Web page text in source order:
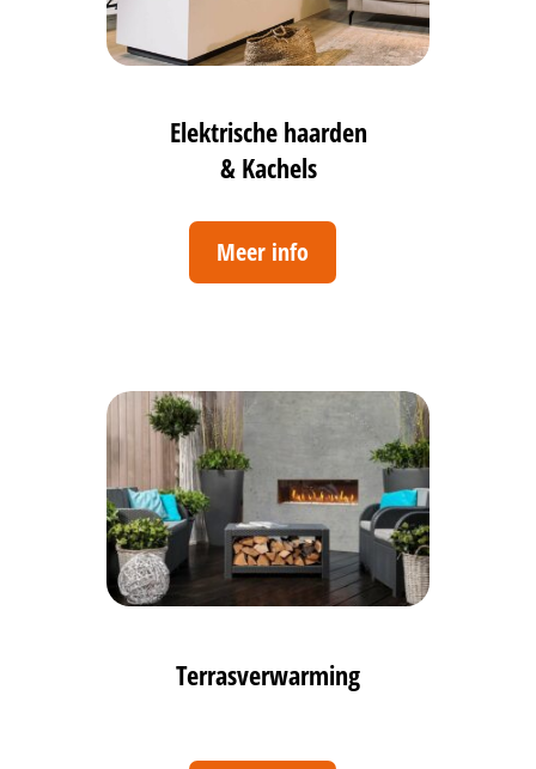
Elektrische haarden
& Kachels
Meer info
Terrasverwarming